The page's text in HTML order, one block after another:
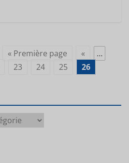
« Première page «
…
23 24 25 26